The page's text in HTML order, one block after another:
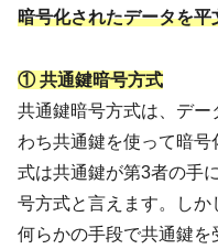
暗号化されたデータを平
① 共通鍵暗号方式
共通鍵暗号方式は、デ
わち共通鍵を使って暗
式は共通鍵が第3者の手
号方式と言えます。し
何らかの手段で共通鍵を